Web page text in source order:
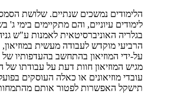
הלימודים נמשכים שנתיים. שלושת
בגלריה האוניברסיטאית לאמנות ע"ש
הרביעי מוקדש לעבודה מעשית
על-ידי המוזיאון בהתחשב בהעדפותיו
מגיש המוזיאון חוות דעת על עבודתו
עובדי מוזיאונים או כאלה העוסקים
תישקל האפשרות לפטור אותם